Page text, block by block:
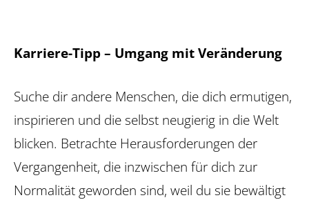
Karriere-Tipp – Umgang mit Veränderung
Suche dir andere Menschen, die dich ermutigen,
inspirieren und die selbst neugierig in die Welt
blicken. Betrachte Herausforderungen der
Vergangenheit, die inzwischen für dich zur
Normalität geworden sind, weil du sie bewältigt